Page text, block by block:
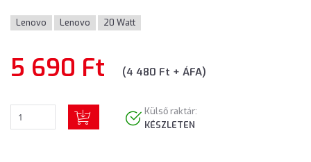
Lenovo Lenovo 20 Watt
5 690 Ft (4 480 Ft + ÁFA)
Külső raktár:
KÉSZLETEN